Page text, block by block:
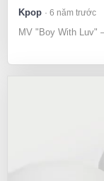
Kpop 6 năm trước
MV "Boy With Luv"